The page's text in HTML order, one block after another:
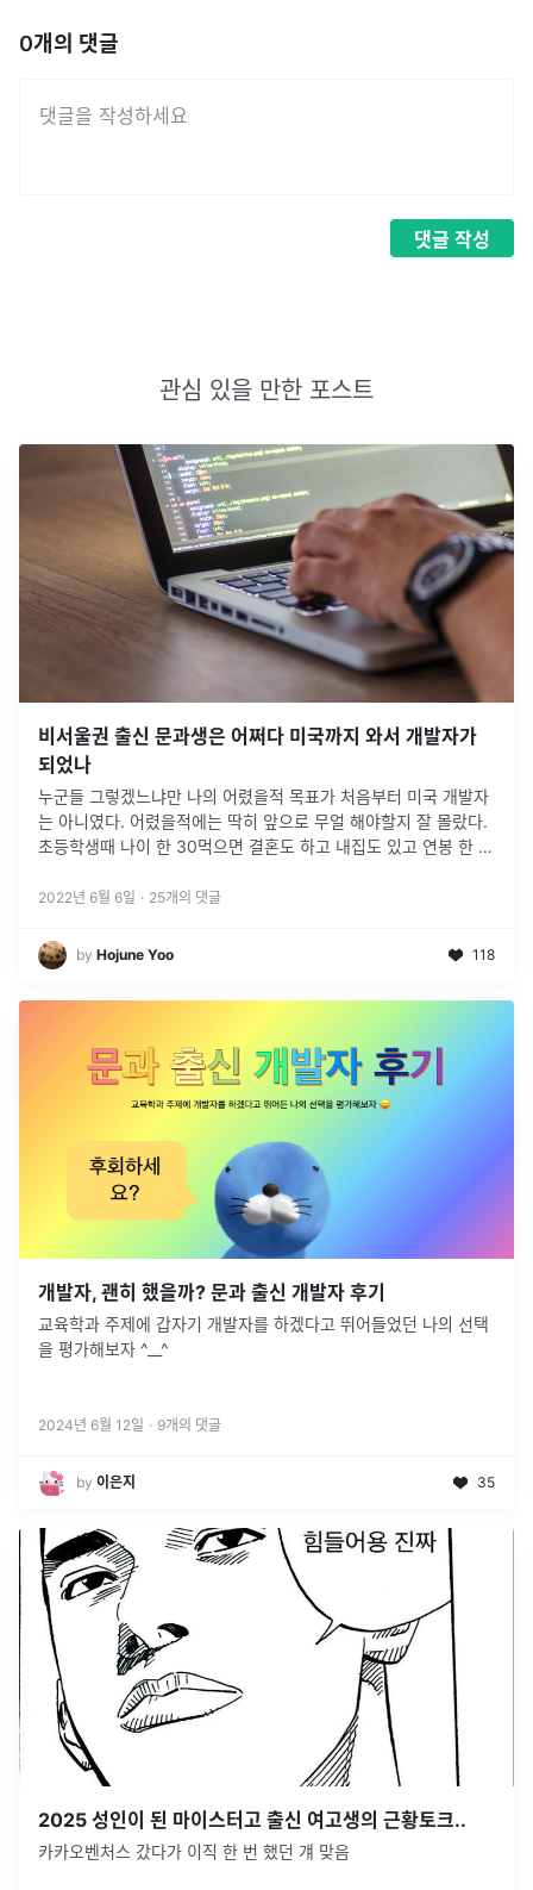
0개의 댓글
댓글 작성
관심 있을 만한 포스트
비서울권 출신 문과생은 어쩌다 미국까지 와서 개발자가
되었나
누군들 그렇겠느냐만 나의 어렸을적 목표가 처음부터 미국 개발자
는 아니였다. 어렸을적에는 딱히 앞으로 무얼 해야할지 잘 몰랐다.
초등학생때 나이 한 30먹으면 결혼도 하고 내집도 있고 연봉 한 5
이 난다. 대 ...
2022년 6월 6일 · 25개의 댓글
by Hojune Yoo 118
개발자, 괜히 했을까? 문과 출신 개발자 후기
교육학과 주제에 갑자기 개발자를 하겠다고 뛰어들었던 나의 선택
을 평가해보자 ^__^
2024년 6월 12일 · 9개의 댓글
by 이은지 35
2025 성인이 된 마이스터고 출신 여고생의 근황토크..
카카오벤처스 갔다가 이직 한 번 했던 걔 맞음